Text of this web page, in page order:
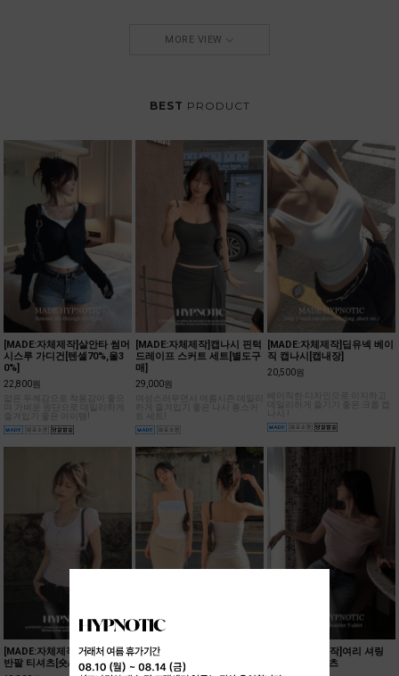
MORE VIEW
BEST PRODUCT
[MADE:자체제작]살안타 썸머
시스루 가디건[텐셀70%,울3
0%]
22,800원
얇은 두께감으로 착용감이 좋으
즐겨입기 좋은 아이템!
[MADE:자체제작]캡나시 핀턱
드레이프 스커트 세트[별도구
매]
29,000원
트 세트!
[MADE:자체제작]딥유넥 베이
직 캡나시[캡내장]
20,500원
베이직한 디자인으로 이지하고
나시 !
[MADE:자체제작]캡소매 크롭
반팔 티셔츠[숏/롱ver]
[MADE:자체제작]폴딩 언발
롱스커트
[MADE:자체제작]여리 셔링
오프숄더 티셔츠